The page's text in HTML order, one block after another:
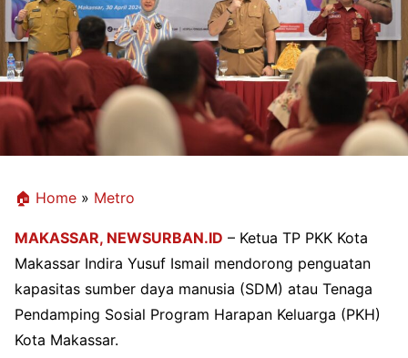
🏠 Home » Metro
MAKASSAR, NEWSURBAN.ID – Ketua TP PKK Kota
Makassar Indira Yusuf Ismail mendorong penguatan
kapasitas sumber daya manusia (SDM) atau Tenaga
Pendamping Sosial Program Harapan Keluarga (PKH)
Kota Makassar.